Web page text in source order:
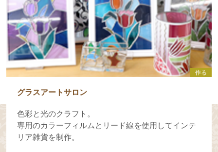
作る
グラスアートサロン
色彩と光のクラフト。
専用のカラーフィルムとリード線を使用してインテ
リア雑貨を制作。